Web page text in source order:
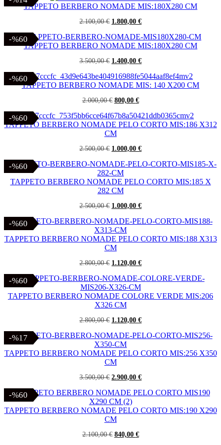
era:
è:
TAPPETO BERBERO NOMADE MIS:180X280 CM
2.100,00€ Il
originale
era:
1.800,00 €Il
attuale
è:
-%60
-%60
TAPPETO BERBERO NOMADE MIS:180X280 CM
3.500,00€ Il
originale
era:
1.400,00 €Il
attuale
è:
-%60
-%60
TAPPETO BERBERO NOMADE MIS: 140 X200 CM
2.000,00€ Il
originale
era:
2.000,00 €.
800,00 €Il
attuale
è:
-%60
-%60
TAPPETO BERBERO NOMADE PELO CORTO MIS:186 X312
CM
2.500,00€ Il
originale
era:
2.500,00 €.
1.000,00 €Il
attuale
1.000,00 €.
-%60
-%60
TAPPETO BERBERO NOMADE PELO CORTO MIS:185 X
282 CM
2.500,00€ Il
originale
era:
2.500,00 €.
1.000,00 €Il
attuale
1.000,00 €.
-%60
-%60
TAPPETO BERBERO NOMADE PELO CORTO MIS:188 X313
CM
2.800,00€ Il
originale
era:
2.800,00 €.
1.120,00 €Il
attuale
1.120,00 €.
-%60
-%60
TAPPETO BERBERO NOMADE COLORE VERDE MIS:206
X326 CM
2.800,00€ Il
originale
era:
2.800,00 €.
1.120,00 €Il
attuale
1.120,00 €.
-%17
-%17
TAPPETO BERBERO NOMADE PELO CORTO MIS:256 X350
CM
3.500,00€ Il
originale
era:
3.500,00 €.
2.900,00 €Il
attuale
2.900,00 €.
-%60
-%60
TAPPETO BERBERO NOMADE PELO CORTO MIS:190 X290
CM
2.100,00€ Il
840,00 €Il